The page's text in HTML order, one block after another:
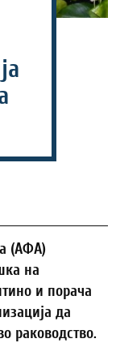
(АФА)
на
и порача
да
раководство.